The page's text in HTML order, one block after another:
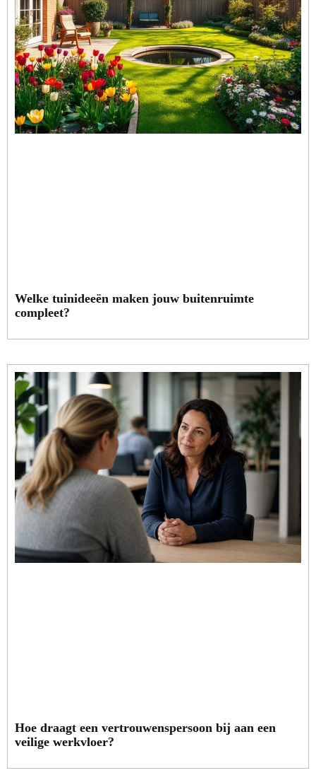
Welke tuinideeën maken jouw buitenruimte
compleet?
Hoe draagt een vertrouwenspersoon bij aan een
veilige werkvloer?